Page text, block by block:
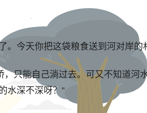
今天你把这袋粮食送到河对岸的
能自己淌过去。可又不知道河
水深不深呀？”